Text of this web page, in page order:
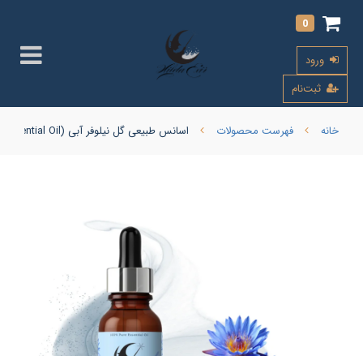
0
ورود
ثبت‌نام
خانه فهرست محصولات اسانس طبیعی گل نیلوفر آبی (Blue Lotus Essential Oil)